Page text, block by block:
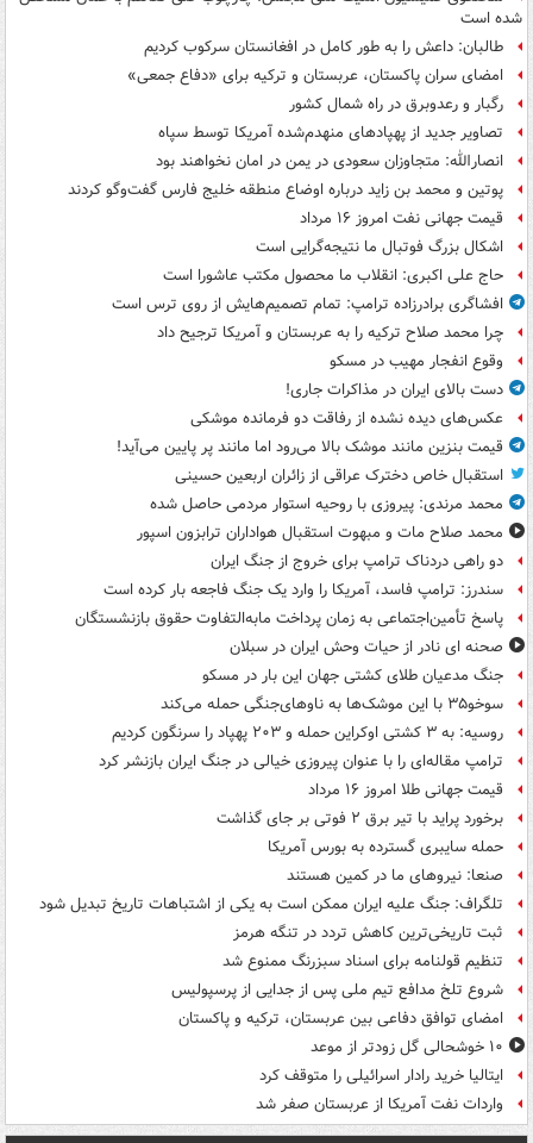
شده است
طالبان: داعش را به طور کامل در افغانستان سرکوب کردیم
امضای سران پاکستان، عربستان و ترکیه برای «دفاع جمعی»
رگبار و رعدوبرق در راه شمال کشور
تصاویر جدید از پهپادهای منهدم‌شده آمریکا توسط سپاه
انصارالله: متجاوزان سعودی در یمن در امان نخواهند بود
پوتین و محمد بن زاید درباره اوضاع منطقه خلیج فارس گفت‌وگو کردند
قیمت جهانی نفت امروز ۱۶ مرداد
اشکال بزرگ فوتبال ما نتیجه‌گرایی است
حاج علی اکبری: انقلاب ما محصول مکتب عاشورا است
افشاگری برادرزاده ترامپ: تمام تصمیم‌هایش از روی ترس است
چرا محمد صلاح ترکیه را به عربستان و آمریکا ترجیح داد
وقوع انفجار مهیب در مسکو
دست بالای ایران در مذاکرات جاری!
عکس‌های دیده نشده از رفاقت دو فرمانده‌ موشکی
قیمت بنزین مانند موشک بالا می‌رود اما مانند پر پایین می‌آید!
استقبال خاص دخترک عراقی از زائران اربعین حسینی
محمد مرندی: پیروزی با روحیه استوار مردمی حاصل شده
محمد صلاح مات و مبهوت استقبال هواداران ترابزون اسپور
دو راهی دردناک ترامپ برای خروج از جنگ ایران
سندرز: ترامپ فاسد، آمریکا را وارد یک جنگ فاجعه بار کرده است
پاسخ تأمین‌اجتماعی به زمان پرداخت مابه‌التفاوت حقوق بازنشستگان
صحنه ای نادر از حیات وحش ایران در سبلان
جنگ مدعیان طلای کشتی جهان این بار در مسکو
سوخو۳۵ با این موشک‌ها به ناوهای‌جنگی حمله می‌کند
روسیه: به ۳ کشتی اوکراین حمله و ۲۰۳ پهپاد را سرنگون کردیم
ترامپ مقاله‌ای را با عنوان پیروزی خیالی در جنگ ایران بازنشر کرد
قیمت جهانی طلا امروز ۱۶ مرداد
برخورد پراید با تیر برق ۲ فوتی بر جای گذاشت
حمله سایبری گسترده به بورس آمریکا
صنعا: نیروهای ما در کمین‌ هستند
تلگراف: جنگ علیه ایران ممکن است به یکی از اشتباهات تاریخ تبدیل شود
ثبت تاریخی‌ترین کاهش تردد در تنگه هرمز
تنظیم قولنامه برای اسناد سبزرنگ ممنوع شد
شروع تلخ مدافع تیم ملی پس از جدایی از پرسپولیس
امضای توافق دفاعی بین عربستان، ترکیه و پاکستان
۱۰ خوشحالی گل زودتر از موعد
ایتالیا خرید رادار اسرائیلی را متوقف کرد
واردات نفت آمریکا از عربستان صفر شد